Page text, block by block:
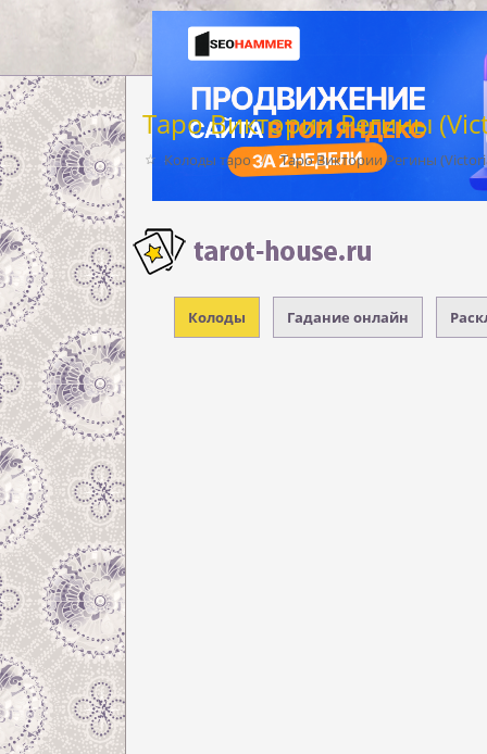
Колоды Гадание онлайн
Таро Виктории Регины
Колоды таро Таро Виктории Регины